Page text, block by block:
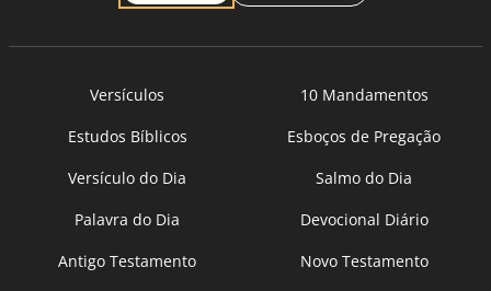
Versículos
10 Mandamentos
Estudos Bíblicos
Esboços de Pregação
Versículo do Dia
Salmo do Dia
Palavra do Dia
Devocional Diário
Antigo Testamento
Novo Testamento